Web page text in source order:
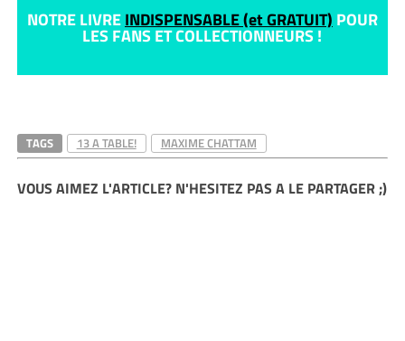
NOTRE LIVREINDISPENSABLE (et GRATUIT) POUR
LES FANS ET COLLECTIONNEURS !
TAGS 13 A TABLE! MAXIME CHATTAM
VOUS AIMEZ L'ARTICLE? N'HESITEZ PAS A LE PARTAGER ;)